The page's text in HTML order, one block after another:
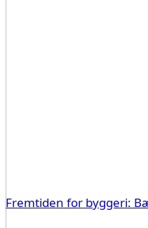
Fremtiden for byggeri: